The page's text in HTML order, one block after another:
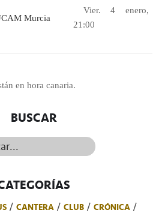
Murcia
Vier. 4 enero,
21:00
en hora canaria.
BUSCAR
CANTERA CLUB CRÓNICA